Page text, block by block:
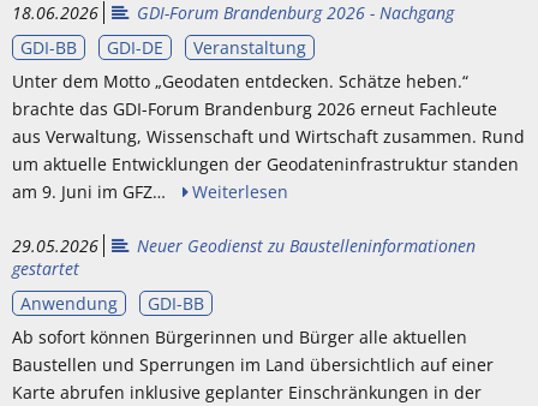
18.06.2026
GDI-Forum Brandenburg 2026 - Nachgang
GDI-BB
GDI-DE
Veranstaltung
Unter dem Motto „Geodaten entdecken. Schätze heben.“
brachte das GDI-Forum Brandenburg 2026 erneut Fachleute
aus Verwaltung, Wissenschaft und Wirtschaft zusammen. Rund
um aktuelle Entwicklungen der Geodateninfrastruktur standen
am 9. Juni im GFZ…
Weiterlesen
29.05.2026
Neuer Geodienst zu Baustelleninformationen
gestartet
Anwendung
GDI-BB
Ab sofort können Bürgerinnen und Bürger alle aktuellen
Baustellen und Sperrungen im Land übersichtlich auf einer
Karte abrufen inklusive geplanter Einschränkungen in der